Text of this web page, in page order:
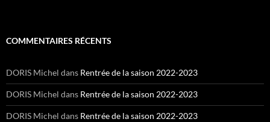
COMMENTAIRES RÉCENTS
DORIS Michel dans Rentrée de la saison 2022-2023
DORIS Michel dans Rentrée de la saison 2022-2023
DORIS Michel dans Rentrée de la saison 2022-2023